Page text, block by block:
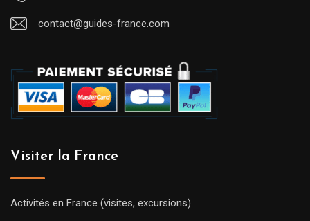
contact@guides-france.com
Visiter la France
Activités en France (visites, excursions)